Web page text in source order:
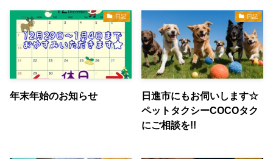
日記
年末年始のお知らせ
日記
日進市にもお伺いします☆
ペットタクシーCOCOタク
にご相談を!!